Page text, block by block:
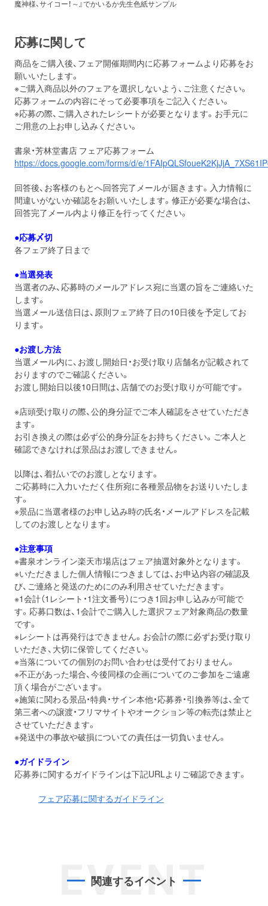
魔神様、サイコー！～』でかいるか先生色紙サンプル
応募に関して
商品をご購入後、フェア開催期間内に応募フォームより応募をお
願いいたします。
※ご購入商品以外のフェアを選択しないよう、ご注意ください。
応募フォームの内容にそって必要事項をご記入ください。
※応募の際、ご購入されたレシートが必要となります。お手元に
ご用意の上お申し込みください。
書泉・芳林堂書店 フェア応募フォーム
https://docs.google.com/forms/d/e/
回答後、お客様のもとへ回答完了メールが届きます。入力情報に
間違いがないか確認をお願いいたします。修正が必要な場合は、
回答完了メール内より修正を行ってください。
●応募〆切
各フェア終了日まで
●当選発表
当選者のみ、応募時のメールアドレス宛に当選の旨をご連絡いた
します。
当選メール送信日は、原則フェア終了日の10日後を予定してお
ります。
●お渡し方法
当選メール内に、お渡し開始日・お受け取り店舗名が記載されて
おりますのでご確認ください。
お渡し開始日以後10日間は、店舗でのお受け取りが可能です。
※店頭受け取りの際、公的身分証でご本人確認をさせていただき
ます。
お引き換えの際は必ず公的身分証をお持ちください。ご本人と
確認できなければ景品はお渡しできません。
以降は、着払いでのお渡しとなります。
ご応募時に入力いただく住所宛に各種景品物をお送りいたしま
す。
※景品に当選者様のお申し込み時の氏名・メールアドレスを記載
してのお渡しとなります。
●注意事項
※書泉オンライン楽天市場店はフェア抽選対象外となります。
※いただきました個人情報につきましては、お申込内容の確認及
び、ご連絡と発送のためにのみ利用させていただきます。
※1会計（1レシート・1注文番号）につき1回お申し込みが可能で
す。応募口数は、1会計でご購入した選択フェア対象商品の数量
です。
※レシートは再発行はできません。お会計の際に必ずお受け取り
いただき、大切に保管してください。
※当落についての個別のお問い合わせは受付ておりません。
※不正があった場合、今後同様の企画についてのご参加をご遠慮
頂く場合がございます。
※施策に関わる景品・特典・サイン本他・応募券・引換券等は、全て
第三者への譲渡・フリマサイトやオークション等の転売は禁止と
させていただきます。
※発送中の事故や破損についての責任は一切負いません。
●ガイドライン
応募券に関するガイドラインは下記URLよりご確認できます。
フェア応募に関するガイドライン
EVENT
関連するイベント